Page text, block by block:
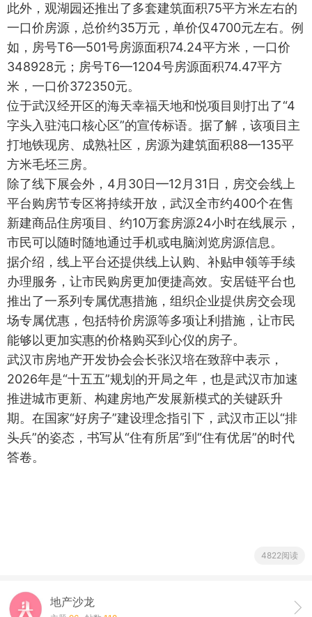
此外，观湖园还推出了多套建筑面积75平方米左右的
一口价房源，总价约35万元，单价仅4700元左右。例
如，房号T6—501号房源面积74.24平方米，一口价
348928元；房号T6—1204号房源面积74.47平方
米，一口价372350元。
位于武汉经开区的海天幸福天地和悦项目则打出了“4
字头入驻沌口核心区”的宣传标语。据了解，该项目主
打地铁现房、成熟社区，房源为建筑面积88—135平
方米毛坯三房。
除了线下展会外，4月30日—12月31日，房交会线上
平台购房节专区将持续开放，武汉全市约400个在售
新建商品住房项目、约10万套房源24小时在线展示，
市民可以随时随地通过手机或电脑浏览房源信息。
据介绍，线上平台还提供线上认购、补贴申领等手续
办理服务，让市民购房更加便捷高效。安居链平台也
推出了一系列专属优惠措施，组织企业提供房交会现
场专属优惠，包括特价房源等多项让利措施，让市民
能够以更加实惠的价格购买到心仪的房子。
武汉市房地产开发协会会长张汉培在致辞中表示，
2026年是“十五五”规划的开局之年，也是武汉市加速
推进城市更新、构建房地产发展新模式的关键跃升
期。在国家“好房子”建设理念指引下，武汉市正以“排
头兵”的姿态，书写从“住有所居”到“住有优居”的时代
答卷。
4822阅读
地产沙龙